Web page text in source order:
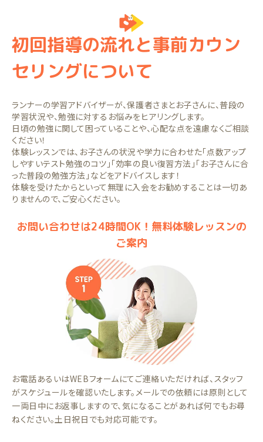
初回指導の流れと事前カウン
セリングについて
ランナーの学習アドバイザーが、保護者さまとお子さんに、普段の
学習状況や、勉強に対するお悩みをヒアリングします。
日頃の勉強に関して困っていることや、心配な点を遠慮なくご相談
ください！
体験レッスンでは、お子さんの状況や学力に合わせた「点数アップ
しやすいテスト勉強のコツ」「効率の良い復習方法」「お子さんに合
った普段の勉強方法」などをアドバイスします！
体験を受けたからといって無理に入会をお勧めすることは一切あ
りませんので、ご安心ください。
お問い合わせは24時間OK！無料体験レッスンの
ご案内
お電話あるいはWEBフォームにてご連絡いただければ、スタッフ
がスケジュールを確認いたします。メールでの依頼には原則として
一両日中にお返事しますので、気になることがあれば何でもお尋
ねください。土日祝日でも対応可能です。